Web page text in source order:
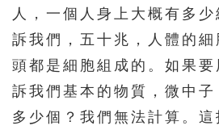
562 563
566 567 568
576 577 578
人，一個人身上大概有多
訴我們，五十兆，人體的
頭都是細胞組成的。如果
訴我們基本的物質，微中
多少個？我們無法計算。